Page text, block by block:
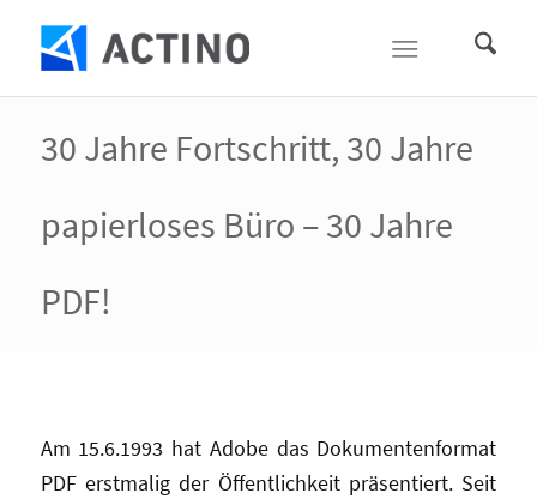
30 Jahre Fortschritt, 30 Jahre
papierloses Büro – 30 Jahre
PDF!
Am 15.6.1993 hat Adobe das Dokumentenformat
PDF erstmalig der Öffentlichkeit präsentiert. Seit